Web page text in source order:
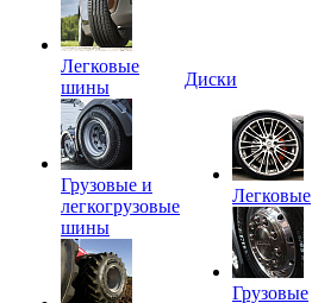
Легковые
шины
Грузовые и
легкогрузовые
шины
Диски
Легковые
Грузовые